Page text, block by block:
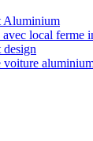
Aluminium
local ferme
design
voiture